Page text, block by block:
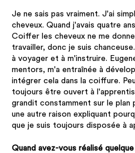
Je ne sais pas vraiment. J'ai
cheveux. Quand j'avais quatre
Coiffer les cheveux ne me
travailler, donc je suis
à voyager et à m'instruire.
mentors, m'a entraînée à
intégrer cela dans la coiffure.
toujours être ouvert à
grandit constamment sur le plan
une autre raison expliquant
que je suis toujours disposée à
Quand avez-vous réalisé